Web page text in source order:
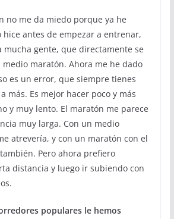
no me da miedo porque ya he
hice antes de empezar a entrenar,
mucha gente, que directamente se
maratón. Ahora me he dado
es un error, que siempre tienes
más. Es mejor hacer poco y más
y muy lento. El maratón me parece
muy larga. Con un medio
atrevería, y con un maratón con el
Pero ahora prefiero
distancia y luego ir subiendo con
populares le hemos